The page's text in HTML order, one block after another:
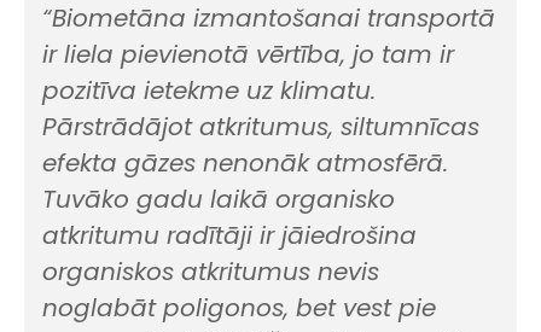
“Biometāna izmantošanai transportā
ir liela pievienotā vērtība, jo tam ir
pozitīva ietekme uz klimatu.
Pārstrādājot atkritumus, siltumnīcas
efekta gāzes nenonāk atmosfērā.
Tuvāko gadu laikā organisko
atkritumu radītāji ir jāiedrošina
organiskos atkritumus nevis
noglabāt poligonos, bet vest pie